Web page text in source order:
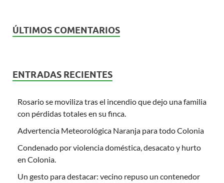
ÚLTIMOS COMENTARIOS
ENTRADAS RECIENTES
Rosario se moviliza tras el incendio que dejo una familia
con pérdidas totales en su finca.
Advertencia Meteorológica Naranja para todo Colonia
Condenado por violencia doméstica, desacato y hurto
en Colonia.
Un gesto para destacar: vecino repuso un contenedor